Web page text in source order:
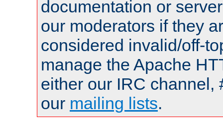
documentation or
our moderators if they
considered invalid/off-
manage the Apache
either our IRC channel,
our mailing lists.